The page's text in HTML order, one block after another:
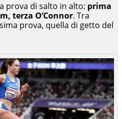
prova di salto in alto: prima
terza O’Connor. Tra
prova, quella di getto del